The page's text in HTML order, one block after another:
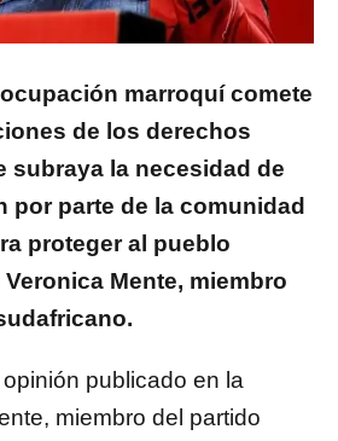
ocupación marroquí comete
de los derechos
subraya la necesidad de
por parte de la comunidad
proteger al pueblo
Mente, miembro
publicado en la
miembro del partido